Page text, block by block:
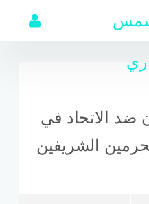
ضد الاتحاد في
الشريفين